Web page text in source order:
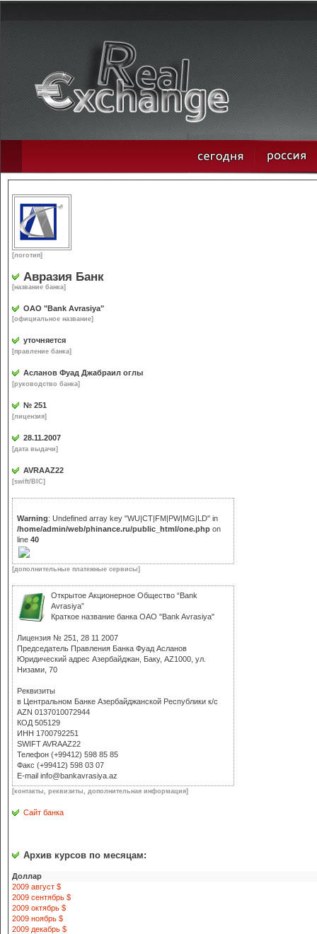
[логотип]
Авразия Банк
[название банка]
ОАО "Bank Avrasiya"
[официальное название]
уточняется
[правление банка]
Асланов Фуад Джабраил оглы
[руководство банка]
№ 251
[лицензия]
28.11.2007
[дата выдачи]
AVRAAZ22
[swift/BIC]
Warning: Undefined array key "WU|CT|FM|PW|MG|LD" in
/home/admin/web/phinance.ru/public_html/one.php on
line 40
[дополнительные платежные сервисы]
Открытое Акционерное Общество “Bank
Avrasiya”
Краткое название банка ОАО "Bank Avrasiya"
Лицензия № 251, 28 11 2007
Председатель Правления Банка Фуад Асланов
Юридический адрес Азербайджан, Баку, AZ1000, ул.
Низами, 70
Реквизиты
в Центральном Банке Азербайджанской Республики к/с
AZN 0137010072944
КОД 505129
ИНН 1700792251
SWIFT AVRAAZ22
Телефон (+99412) 598 85 85
Факс (+99412) 598 03 07
E-mail info@bankavrasiya.az
[контакты, реквизиты, дополнительная информация]
Сайт банка
Архив курсов по месяцам:
Доллар
2009 август $
2009 сентябрь $
2009 октябрь $
2009 ноябрь $
2009 декабрь $